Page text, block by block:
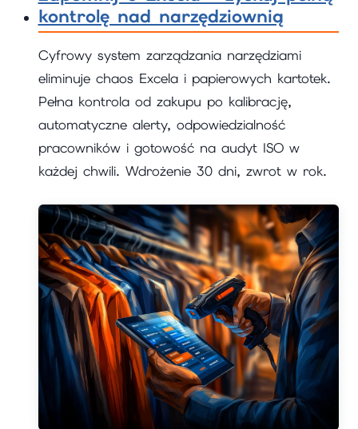
kontrolę nad narzędziownią
Cyfrowy system zarządzania narzędziami
eliminuje chaos Excela i papierowych kartotek.
Pełna kontrola od zakupu po kalibrację,
automatyczne alerty, odpowiedzialność
pracowników i gotowość na audyt ISO w
każdej chwili. Wdrożenie 30 dni, zwrot w rok.